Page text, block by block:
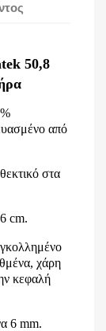
50,8
από
στα
cm.
χάρη
κεφαλή
6 mm.